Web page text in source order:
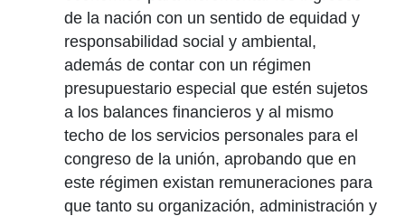
de la nación con un sentido de equidad y
responsabilidad social y ambiental,
además de contar con un régimen
presupuestario especial que estén sujetos
a los balances financieros y al mismo
techo de los servicios personales para el
congreso de la unión, aprobando que en
este régimen existan remuneraciones para
que tanto su organización, administración y